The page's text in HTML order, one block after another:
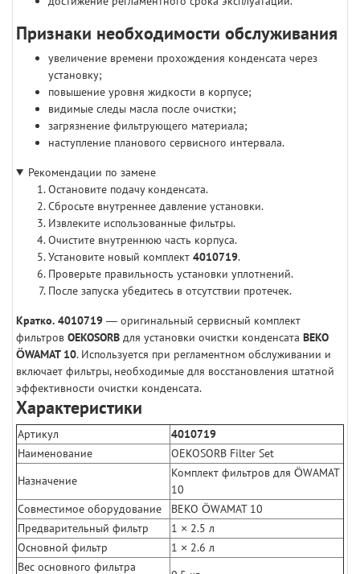
Признаки необходимости обслуживания
увеличение времени прохождения конденсата через
установку;
повышение уровня жидкости в корпусе;
видимые следы масла после очистки;
загрязнение фильтрующего материала;
наступление планового сервисного интервала.
Рекомендации по замене
Остановите подачу конденсата.
Сбросьте внутреннее давление установки.
Извлеките использованные фильтры.
Очистите внутреннюю часть корпуса.
Установите новый комплект 4010719.
Проверьте правильность установки уплотнений.
После запуска убедитесь в отсутствии протечек.
Кратко. 4010719 — оригинальный сервисный комплект
фильтров OEKOSORB для установки очистки конденсата BEKO
ÖWAMAT 10. Используется при регламентном обслуживании и
включает фильтры, необходимые для восстановления штатной
эффективности очистки конденсата.
Характеристики
Артикул
4010719
Наименование
OEKOSORB Filter Set
Назначение
Комплект фильтров для ÖWAMAT
10
Совместимое оборудование
BEKO ÖWAMAT 10
Предварительный фильтр
1 × 2.5 л
Основной фильтр
1 × 2.6 л
Вес основного фильтра